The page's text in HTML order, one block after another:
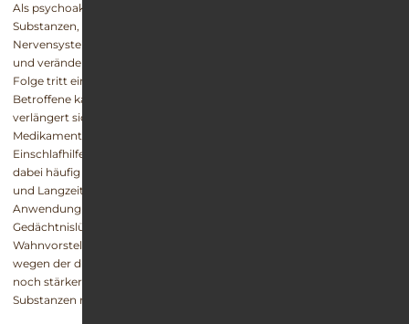
Als psychoaktiver Wirkstoff wirkt Zolpidem wie alle anderen Z-
Substanzen, Benzodiazepine oder Opiate und Opioide im zentralen
Nervensystem. Dort bindet der Wirkstoff an spezifische Rezeptoren
und verändert so das Verhältnis der Neurotransmitter im Gehirn. Als
Folge tritt eine sedierende, also schlafanstoßende Wirkung ein. Der
Betroffene kann schneller einschlafen und auch die Schlafdauer
verlängert sich. Vor allem stressgeplagte Menschen nutzen
Medikamente wie Zolpidem oder Zopiclon deshalb gern als
Einschlafhilfe und lassen sich diese von ihrem Arzt verschreiben. Was
dabei häufig missachtet wird, sind die potenziellen Nebenwirkungen
und Langzeitfolgen der Einnahme. So kann es bei dauerhafter
Anwendung oder hoher Dosis zu Persönlichkeitsveränderungen,
Gedächtnislücken, paradoxen Reaktionen oder sogar
Wahnvorstellungen kommen. Die ursprüngliche Symptomatik,
wegen der die Z-Substanz ursprünglich eingenommen wurde, tritt
noch stärker auf, sobald eine Dosis weggelassen wird. Und Z-
Substanzen machen rasch abhängig.